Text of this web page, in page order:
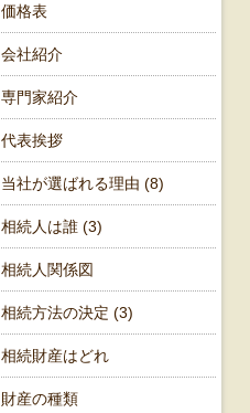
価格表
会社紹介
専門家紹介
代表挨拶
当社が選ばれる理由 (8)
相続人は誰 (3)
相続人関係図
相続方法の決定 (3)
相続財産はどれ
財産の種類